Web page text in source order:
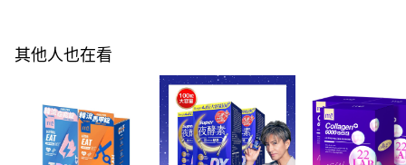
其他人也在看